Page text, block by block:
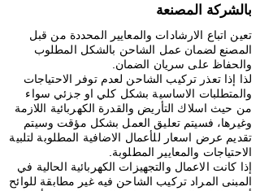
بالشركة المصنعة
تعين اتباع الارشادات والمعايير المحددة من قبل
المصنع لضمان عمل الشاحن بالشكل المطلوب
والحفاظ على سريان الضمان.
لذا إذا تعذر تركيب الشاحن لعدم توفر الاحتياجات
والمتطلبات الاساسية بشكل كلي او جزئي سواء
من حيث اسلاك التأريض والقدرة الكهربائية اللازمة
وغيرها، فسيتم تعليق العمل بشكل مؤقت وسيتم
تقديم عرض اسعار للأعمال الاضافية المطلوبة لتلبية
الاحتياجات والمعايير المطلوبة.
إذا كانت الاعمال والتجهيزات الكهربائية الحالية في
المبنى المراد تركيب الشاحن فيه غير مطابقة للوائح